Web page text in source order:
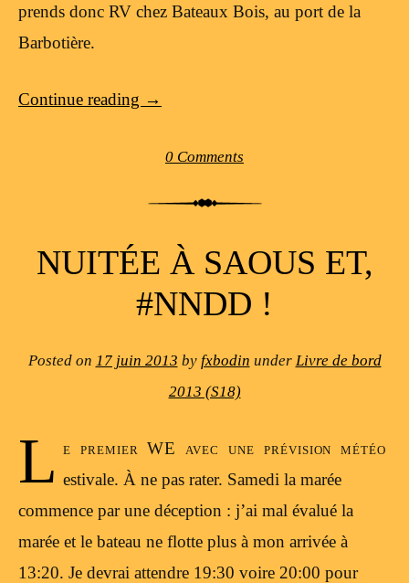
prends donc RV chez Bateaux Bois, au port de la
Barbotière.
Continue reading →
0 Comments
NUITÉE À SAOUS ET,
#NNDD !
Posted on 17 juin 2013 by fxbodin under Livre de bord
2013 (S18)
L e premier WE avec une prévision météo
estivale. À ne pas rater. Samedi la marée
commence par une déception : j’ai mal évalué la
marée et le bateau ne flotte plus à mon arrivée à
13:20. Je devrai attendre 19:30 voire 20:00 pour